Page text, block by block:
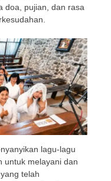
doa, pujian, dan rasa
lagu-lagu
untuk melayani dan
telah